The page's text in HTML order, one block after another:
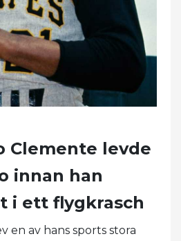
Clemente levde
innan han
i ett flygkrasch
en av hans sports stora